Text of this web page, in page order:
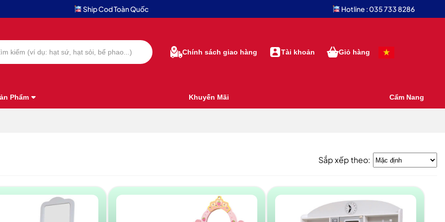
Ship Cod Toàn Quốc Hotline : 035 733 8286
Chính sách giao hàng Tài khoản Giỏ hàng
Phẩm Khuyến Mãi Cẩm Nang
Sắp xếp theo: